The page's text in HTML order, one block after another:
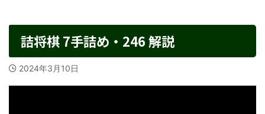
詰将棋 7手詰め・246 解説
2024年3月10日